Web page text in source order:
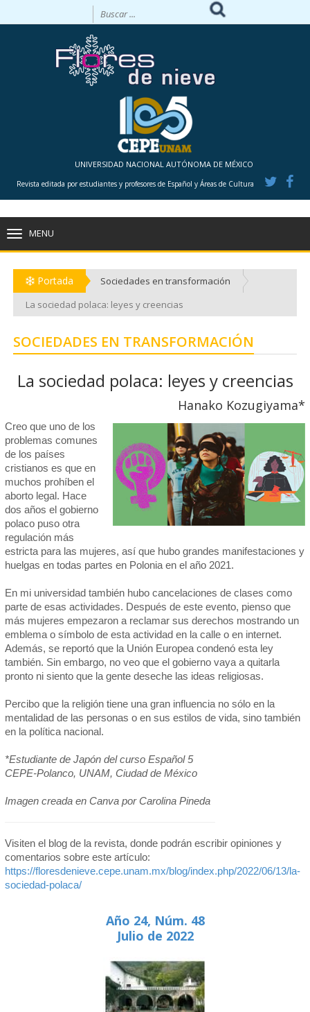
UNIVERSIDAD NACIONAL AUTÓNOMA DE MÉXICO
Revista editada por estudiantes y profesores de Español y Áreas de Cultura
MENU
Portada
Sociedades en transformación
La sociedad polaca: leyes y creencias
SOCIEDADES EN TRANSFORMACIÓN
La sociedad polaca: leyes y creencias
Hanako Kozugiyama*
Creo que uno de los
problemas comunes
de los países
cristianos es que en
muchos prohíben el
aborto legal. Hace
dos años el gobierno
polaco puso otra
regulación más
estricta para las mujeres, así que hubo grandes manifestaciones y
huelgas en todas partes en Polonia en el año 2021.
En mi universidad también hubo cancelaciones de clases como
parte de esas actividades. Después de este evento, pienso que
más mujeres empezaron a reclamar sus derechos mostrando un
emblema o símbolo de esta actividad en la calle o en internet.
Además, se reportó que la Unión Europea condenó esta ley
también. Sin embargo, no veo que el gobierno vaya a quitarla
pronto ni siento que la gente deseche las ideas religiosas.
Percibo que la religión tiene una gran influencia no sólo en la
mentalidad de las personas o en sus estilos de vida, sino también
en la política nacional.
*Estudiante de Japón del curso Español 5
CEPE-Polanco, UNAM, Ciudad de México
Imagen creada en Canva por Carolina Pineda
Visiten el blog de la revista, donde podrán escribir opiniones y
comentarios sobre este artículo:
https://floresdenieve.cepe.unam.mx/blog/index.php/2022/06/13/la-
sociedad-polaca/
Año 24, Núm. 48
Julio de 2022